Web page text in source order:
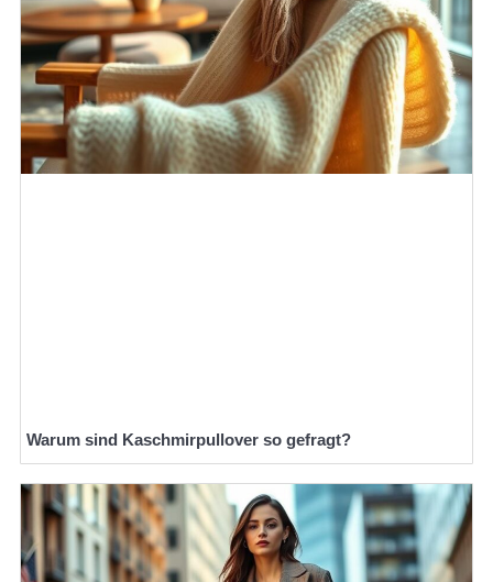
Warum sind Kaschmirpullover so gefragt?